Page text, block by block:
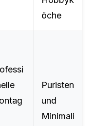
öche
Puristen
und
Minimali